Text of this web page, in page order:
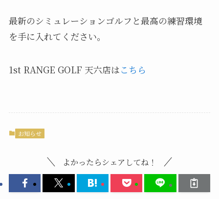
最新のシミュレーションゴルフと最高の練習環境
を手に入れてください。
1st RANGE GOLF 天六店はこちら
お知らせ
よかったらシェアしてね！